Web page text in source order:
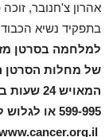
בתפקיד נשיא
למלחמה בסרטן
של מחלות הסרטן
599-995 או לגלוש לאתר האינטרנט בכתובת הבאה: